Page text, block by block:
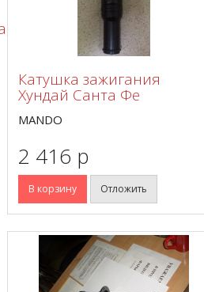
Катушка зажигания
Хундай Санта Фе
MANDO
2 416 p
В корзину Отложить